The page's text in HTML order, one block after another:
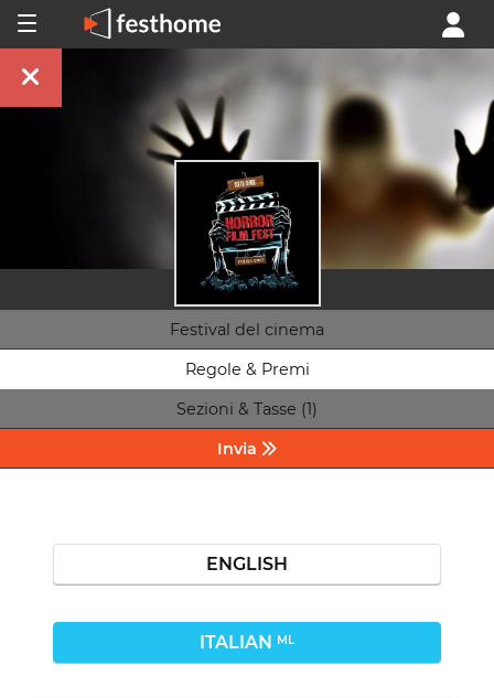
Festival del cinema
Regole & Premi
Sezioni & Tasse (1)
Invia
ENGLISH
ITALIAN ML